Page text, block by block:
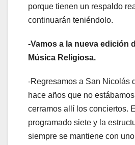
porque tienen un respaldo
continuarán teniéndolo.
-Vamos a la nueva edición
Música Religiosa.
-Regresamos a San Nicolás
hace años que no
cerramos allí los conciertos.
programado siete y la
siempre se mantiene con